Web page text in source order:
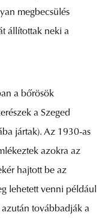
megbecsülés
állítottak neki a
a bőrösök
a Szeged
jártak). Az 1930-as
azokra az
hajtott be az
lehetett venni például
azután továbbadják a